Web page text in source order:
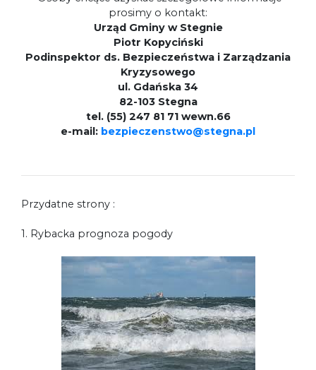
prosimy o kontakt:
Urząd Gminy w Stegnie
Piotr Kopyciński
Podinspektor ds. Bezpieczeństwa i Zarządzania
Kryzysowego
ul. Gdańska 34
82-103 Stegna
tel. (55) 247 81 71 wewn.66
e-mail: bezpieczenstwo@stegna.pl
Przydatne strony :
1. Rybacka prognoza pogody